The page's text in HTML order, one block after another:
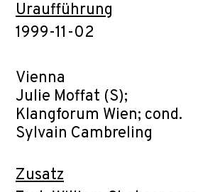
Uraufführung
1999-11-02
Vienna
Julie Moffat (S);
Klangforum Wien; cond.
Sylvain Cambreling
Zusatz